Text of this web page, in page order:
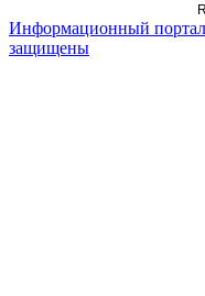
Информационный
защищены